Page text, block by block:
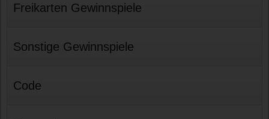
Freikarten Gewinnspiele
Sonstige Gewinnspiele
Code